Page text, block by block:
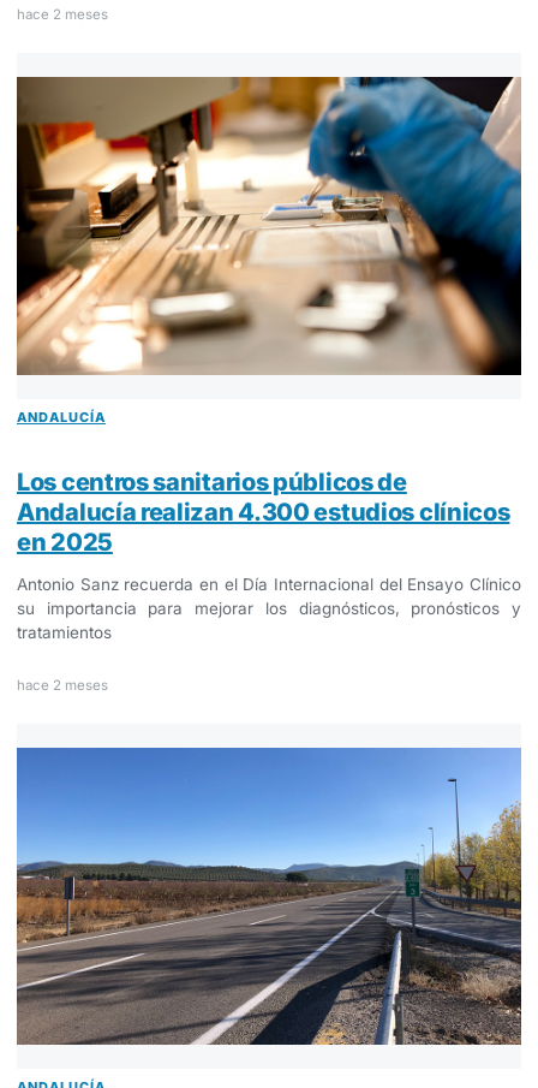
hace 2 meses
ANDALUCÍA
Los centros sanitarios públicos de
Andalucía realizan 4.300 estudios clínicos
en 2025
Antonio Sanz recuerda en el Día Internacional del Ensayo Clínico
su importancia para mejorar los diagnósticos, pronósticos y
tratamientos
hace 2 meses